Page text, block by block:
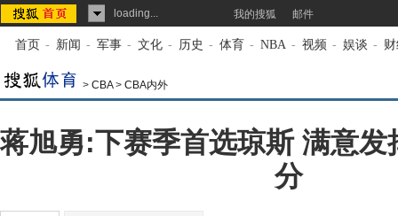
loading... 我的搜狐 邮件
首页 - 新闻 - 军事 - 文化 - 历史 - 体育 - NBA - 视频 - 娱谈 -
> CBA> CBA内外
蒋旭勇:下赛季首选琼斯 满意发
分